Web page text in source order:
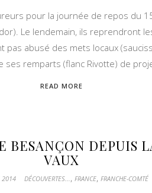
pour la journée de repos du
Le lendemain, ils reprendront
pas abusé des mets locaux
ses remparts (flanc Rivotte) de
READ MORE
DEPUIS
VAUX
2014 DÉCOUVERTES... , FRANCE, FRANCHE-COMTÉ